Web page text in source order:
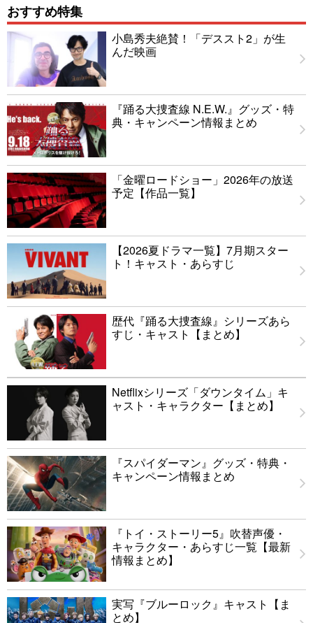
おすすめ特集
小島秀夫絶賛！「デススト2」が生
んだ映画
『踊る大捜査線 N.E.W.』グッズ・特
典・キャンペーン情報まとめ
「金曜ロードショー」2026年の放送
予定【作品一覧】
【2026夏ドラマ一覧】7月期スター
ト！キャスト・あらすじ
歴代『踊る大捜査線』シリーズあら
すじ・キャスト【まとめ】
Netflixシリーズ「ダウンタイム」キ
ャスト・キャラクター【まとめ】
『スパイダーマン』グッズ・特典・
キャンペーン情報まとめ
『トイ・ストーリー5』吹替声優・
キャラクター・あらすじ一覧【最新
情報まとめ】
実写『ブルーロック』キャスト【ま
とめ】